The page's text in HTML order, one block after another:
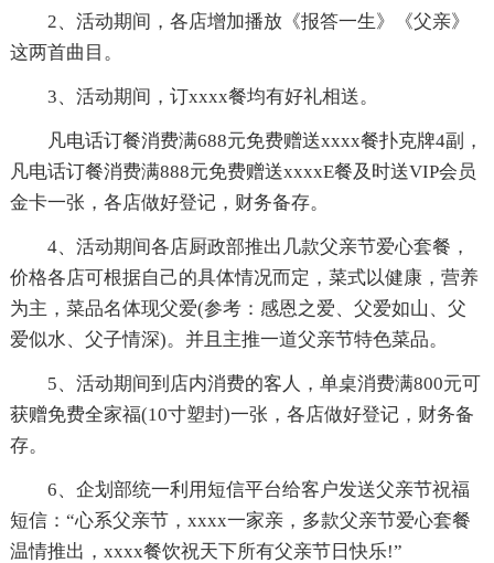
2、活动期间，各店增加播放《报答一生》《父亲》
这两首曲目。
3、活动期间，订xxxx餐均有好礼相送。
凡电话订餐消费满688元免费赠送xxxx餐扑克牌4副，
凡电话订餐消费满888元免费赠送xxxxE餐及时送VIP会员
金卡一张，各店做好登记，财务备存。
4、活动期间各店厨政部推出几款父亲节爱心套餐，
价格各店可根据自己的具体情况而定，菜式以健康，营养
为主，菜品名体现父爱(参考：感恩之爱、父爱如山、父
爱似水、父子情深)。并且主推一道父亲节特色菜品。
5、活动期间到店内消费的客人，单桌消费满800元可
获赠免费全家福(10寸塑封)一张，各店做好登记，财务备
存。
6、企划部统一利用短信平台给客户发送父亲节祝福
短信：“心系父亲节，xxxx一家亲，多款父亲节爱心套餐
温情推出，xxxx餐饮祝天下所有父亲节日快乐!”